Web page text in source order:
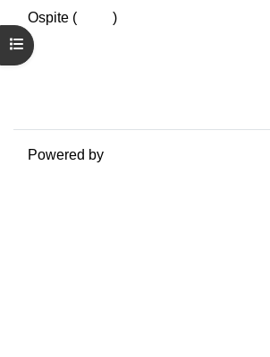
Apri indice del corso
Ospite (
)
Riepilogo della conservazione dei dati
Politiche
Powered by